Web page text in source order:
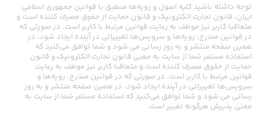
توجه داشته باشید کلیه اصول و رویه‏‌ها منطبق با قوانین جمهوری اسلامی
ایران، قانون تجارت الکترونیک و قانون حمایت از حقوق مصرف کننده است و
متعاقبا کاربر نیز موظف به رعایت قوانین مرتبط با کاربر است. در صورتی که
در قوانین مندرج، رویه‏‌ها و سرویس‏‌ها تغییراتی در آینده ایجاد شود، در
همین صفحه منتشر و به روز رسانی می شود و شما توافق می‏‌کنید که
استفاده مستمر شما از سایت به معنی قانون تجارت الکترونیک و قانون
حمایت از حقوق مصرف کننده است و متعاقبا کاربر نیز موظف به رعایت
قوانین مرتبط با کاربر است. در صورتی که در قوانین مندرج، رویه‏‌ها و
سرویس‏‌ها تغییراتی در آینده ایجاد شود، در همین صفحه منتشر و به روز
رسانی می شود و شما توافق می‏‌کنید که استفاده مستمر شما از سایت به
معنی پذیرش هرگونه تغییر است.